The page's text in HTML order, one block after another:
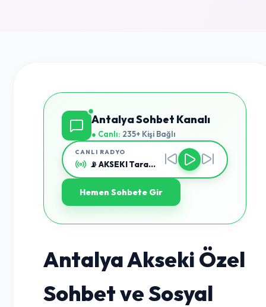
Antalya Sohbet Kanalı
● Canlı: 235+ Kişi Bağlı
CANLI RADYO
📡 AKSEKI Taranıyor...
Hemen Sohbete Gir
Antalya Akseki Özel
Sohbet ve Sosyal